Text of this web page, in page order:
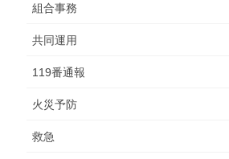
組合事務
共同運用
119番通報
火災予防
救急